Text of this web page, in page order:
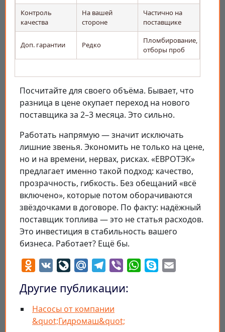
Контроль
качества
На вашей
стороне
Частично на
поставщике
Доп. гарантии Редко
Пломбирование,
отборы проб
Посчитайте для своего объёма. Бывает, что
разница в цене окупает переход на нового
поставщика за 2–3 месяца. Это сильно.
Работать напрямую — значит исключать
лишние звенья. Экономить не только на цене,
но и на времени, нервах, рисках. «ЕВРОТЭК»
предлагает именно такой подход: качество,
прозрачность, гибкость. Без обещаний «всё
включено», которые потом оборачиваются
звёздочками в договоре. По факту: надёжный
поставщик топлива — это не статья расходов.
Это инвестиция в стабильность вашего
бизнеса. Работает? Ещё бы.
Odnoklassniki
VK LiveJournal
Mail.RuTelegram
Viber WhatsApp
Skype
Другие публикации:
Насосы от компании
&quot;Гидромаш&quot;